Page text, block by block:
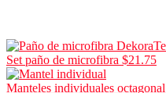
Set paño de microfibra $21.75
Manteles individuales